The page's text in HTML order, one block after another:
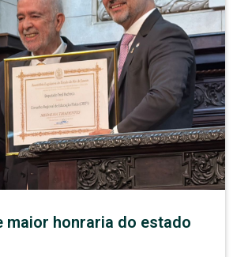
maior honraria do estado